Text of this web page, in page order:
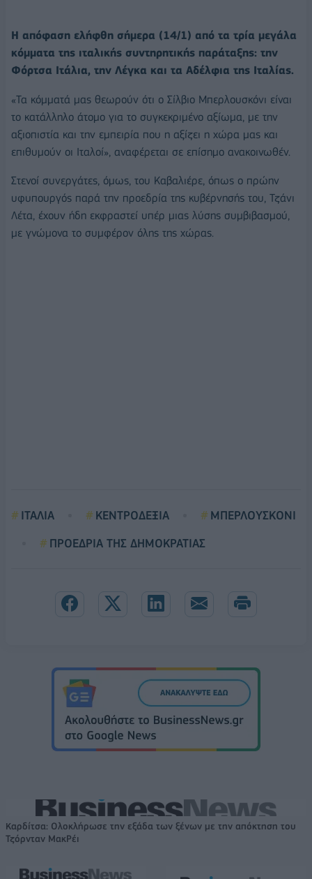
Η απόφαση ελήφθη σήμερα (14/1) από τα τρία μεγάλα
κόμματα της ιταλικής συντηρητικής παράταξης: την
Φόρτσα Ιτάλια, την Λέγκα και τα Αδέλφια της Ιταλίας.
«Τα κόμματά μας θεωρούν ότι ο Σίλβιο Μπερλουσκόνι είναι
το κατάλληλο άτομο για το συγκεκριμένο αξίωμα, με την
αξιοπιστία και την εμπειρία που η αξίζει η χώρα μας και
επιθυμούν οι Ιταλοί», αναφέρεται σε επίσημο ανακοινωθέν.
Στενοί συνεργάτες, όμως, του Καβαλιέρε, όπως ο πρώην
υφυπουργός παρά την προεδρία της κυβέρνησής του, Τζάνι
Λέτα, έχουν ήδη εκφραστεί υπέρ μιας λύσης συμβιβασμού,
με γνώμονα το συμφέρον όλης της χώρας.
ΙΤΑΛΙΑ ΚΕΝΤΡΟΔΕΞΙΑ
ΜΠΕΡΛΟΥΣΚΟΝΙ
ΠΡΟΕΔΡΙΑ ΤΗΣ ΔΗΜΟΚΡΑΤΙΑΣ
Καρδίτσα: Ολοκλήρωσε την εξάδα των ξένων με την απόκτηση του
Τζόρνταν ΜακΡέι